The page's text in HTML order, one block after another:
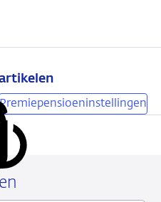
Premiepensioeninstellingen